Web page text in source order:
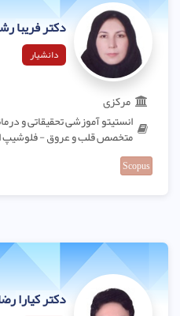
دکتر فریبا
دانشیار
مرکزی
انستیتو آموزشی تحقیقاتی و
متخصص قلب و عروق - فلوشیپ
Scopus
دکتر کیارا